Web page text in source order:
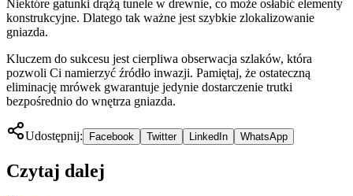
Niektóre gatunki drążą tunele w drewnie, co może osłabić elementy
konstrukcyjne. Dlatego tak ważne jest szybkie zlokalizowanie
gniazda.
Kluczem do sukcesu jest cierpliwa obserwacja szlaków, która
pozwoli Ci namierzyć źródło inwazji. Pamiętaj, że ostateczną
eliminację mrówek gwarantuje jedynie dostarczenie trutki
bezpośrednio do wnętrza gniazda.
Udostępnij: Facebook Twitter LinkedIn WhatsApp
Czytaj dalej